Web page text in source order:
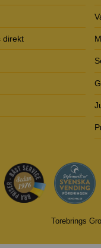
direkt
Torebrings